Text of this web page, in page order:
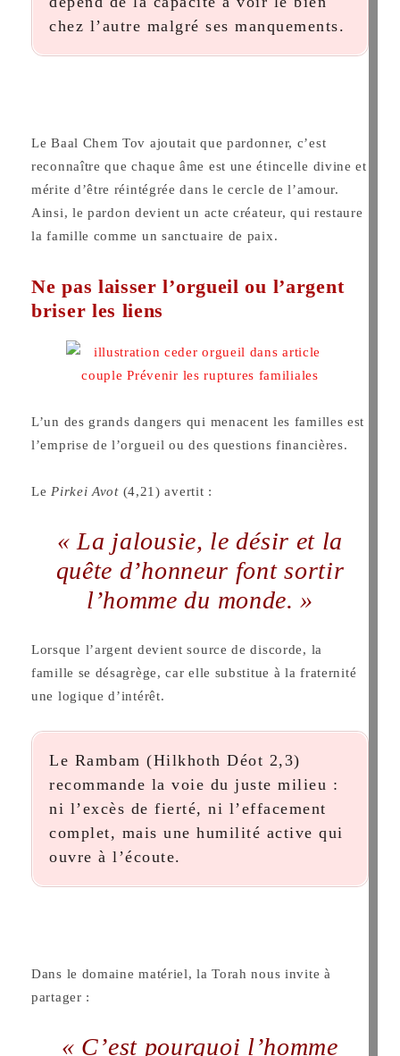
chez l’autre malgré ses manquements.
Le Baal Chem Tov ajoutait que pardonner, c’est
reconnaître que chaque âme est une étincelle divine et
mérite d’être réintégrée dans le cercle de l’amour.
Ainsi, le pardon devient un acte créateur, qui restaure
la famille comme un sanctuaire de paix.
Ne pas laisser l’orgueil ou l’argent
briser les liens
L’un des grands dangers qui menacent les familles est
l’emprise de l’orgueil ou des questions financières.
Le Pirkei Avot(4,21) avertit :
« La jalousie, le désir et la
quête d’honneur font sortir
l’homme du monde. »
Lorsque l’argent devient source de discorde, la
famille se désagrège, car elle substitue à la fraternité
une logique d’intérêt.
Le Rambam (Hilkhoth Déot 2,3)
recommande la voie du juste milieu :
ni l’excès de fierté, ni l’effacement
complet, mais une humilité active qui
ouvre à l’écoute.
Dans le domaine matériel, la Torah nous invite à
partager :
« C’est pourquoi l’homme